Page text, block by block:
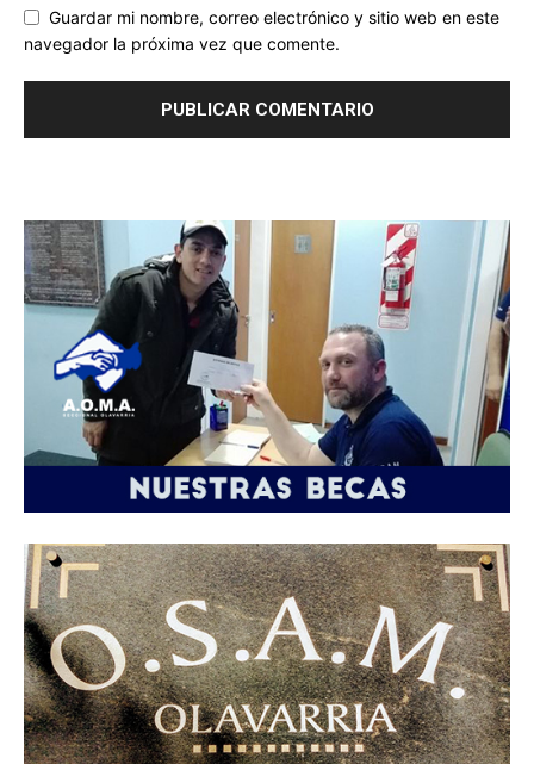
Guardar mi nombre, correo electrónico y sitio web en este
navegador la próxima vez que comente.